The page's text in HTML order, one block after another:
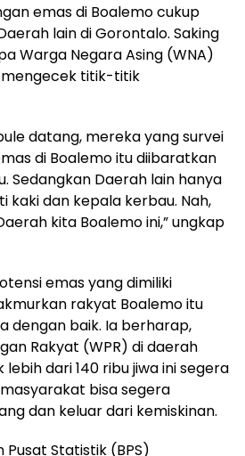
emas di Boalemo cukup
lain di Gorontalo. Saking
Warga Negara Asing (WNA)
mengecek titik-titik
datang, mereka yang survei
di Boalemo itu diibaratkan
Sedangkan Daerah lain hanya
kaki dan kepala kerbau. Nah,
kita Boalemo ini,” ungkap
emas yang dimiliki
rakyat Boalemo itu
dengan baik. Ia berharap,
Rakyat (WPR) di daerah
dari 140 ribu jiwa ini segera
bisa segera
dan keluar dari kemiskinan.
Pusat Statistik (BPS)